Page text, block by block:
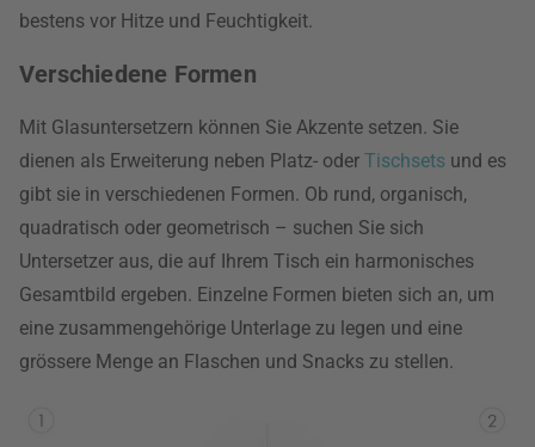
bestens vor Hitze und Feuchtigkeit.
Verschiedene Formen
Mit Glasuntersetzern können Sie Akzente setzen. Sie
dienen als Erweiterung neben Platz- oder Tischsets und es
gibt sie in verschiedenen Formen. Ob rund, organisch,
quadratisch oder geometrisch – suchen Sie sich
Untersetzer aus, die auf Ihrem Tisch ein harmonisches
Gesamtbild ergeben. Einzelne Formen bieten sich an, um
eine zusammengehörige Unterlage zu legen und eine
grössere Menge an Flaschen und Snacks zu stellen.